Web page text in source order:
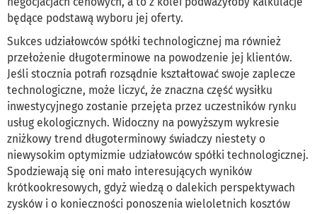
będące podstawą wyboru jej oferty.
Sukces udziałowców spółki technologicznej ma również
przełożenie długoterminowe na powodzenie jej klientów.
Jeśli stocznia potrafi rozsądnie kształtować swoje zaplecze
technologiczne, może liczyć, że znaczna część wysiłku
inwestycyjnego zostanie przejęta przez uczestników rynku
usług ekologicznych. Widoczny na powyższym wykresie
zniżkowy trend długoterminowy świadczy niestety o
niewysokim optymizmie udziałowców spółki technologicznej.
Spodziewają się oni mało interesujących wyników
krótkookresowych, gdyż wiedzą o dalekich perspektywach
zysków i o konieczności ponoszenia wieloletnich kosztów